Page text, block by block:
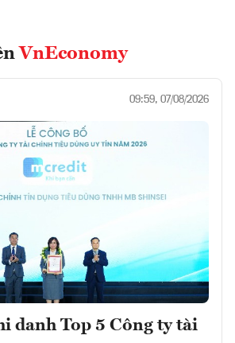
VnEconomy
09:59, 07/08/2026
danh Top 5 Công ty tài